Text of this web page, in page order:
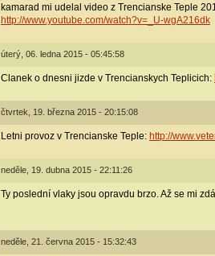
kamarad mi udelal video z Trencianske Teple
http://www.youtube.com/watch?v=_U-wgA216dk
úterý, 06. ledna 2015 - 05:45:58
Clanek o dnesni jizde v Trencianskych Teplicich:
čtvrtek, 19. března 2015 - 20:15:08
Letni provoz v Trencianske Teple: http://
neděle, 19. dubna 2015 - 22:11:26
Ty poslední vlaky jsou opravdu brzo. Až se mi
neděle, 21. června 2015 - 15:32:43